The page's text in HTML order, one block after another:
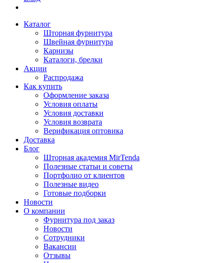
Каталог
Шторная фурнитура
Швейная фурнитура
Карнизы
Каталоги, брелки
Акции
Распродажа
Как купить
Оформление заказа
Условия оплаты
Условия доставки
Условия возврата
Верификация оптовика
Доставка
Блог
Шторная академия MirTenda
Полезные статьи и советы
Портфолио от клиентов
Полезные видео
Готовые подборки
Новости
О компании
Фурнитура под заказ
Новости
Сотрудники
Вакансии
Отзывы